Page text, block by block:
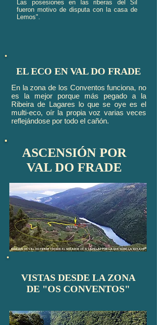
Las posesiones en las riberas del Sil
fueron motivo de disputa con la casa de
Lemos".
EL ECO EN VAL DO FRADE
En la zona de los Conventos funciona, no
es la mejor porque más pegado a la
Ribeira de Lagares lo que se oye es el
multi-eco, oír la propia voz varias veces
reflejándose por todo el cañón.
ASCENSIÓN POR
VAL DO FRADE
VISTAS DESDE LA ZONA
DE "OS CONVENTOS"